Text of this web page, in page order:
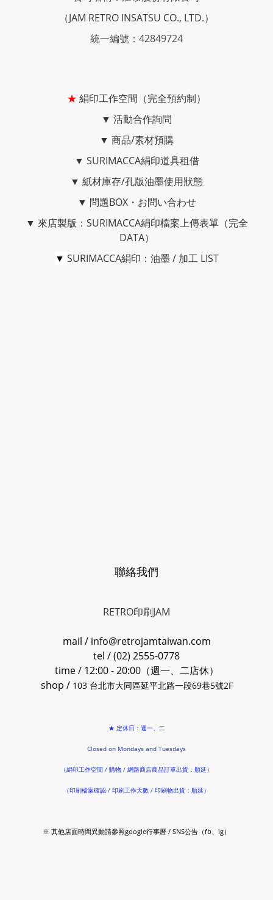
（JAM RETRO INSATSU CO., LTD.）
統一編號：42849724
★ 絹印工作空間（完全預約制）
▼ 活動合作詢問
▼ 商品/素材預購
▼ SURIMACCA絹印道具租借
▼ 紙材庫存/孔版油墨使用狀態
▼ 問題BOX・お問い合わせ
▼ 來店製版：SURIMACCA絹印檔案上傳表單（完全
DATA）
▼ SURIMACCA絹印：油墨 / 加工 LIST
聯絡我們
RETRO印刷JAM
mail / info@retrojamtaiwan.com
tel / (02) 2555-0778
time / 12:00 - 20:00（週一、二店休）
shop / 103 台北市大同區延平北路一段69巷5號2F
★ 定休日：週一、二
Closed on Mondays and Tuesdays
（絹印工作空間 / 購物 / 網路商店商品訂單出貨：順延）
（印刷檔案確認 / 印刷工作天數 / 印刷物出貨：順延）
※ 其他店面時間異動請參照google行事曆 / SNS公告（fb、ig）